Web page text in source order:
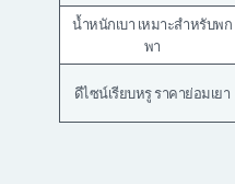
น้ำหนักเบา เหมาะสำหรับพก
พา
ดีไซน์เรียบหรู ราคาย่อมเยา